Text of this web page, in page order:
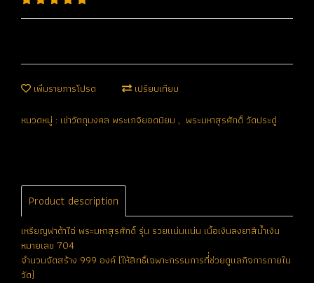
เพิ่มรายการโปรด เปรียบเทียบ
หมวดหมู่ : เช่าวัตถุมงคล พระเกจิยอดนิยม , พระมหาสุรศักดิ์ วัดประดู่
Product description
เหรียญฟาต้าไฉ่ พระมหาสุรศักดิ์ รุ่น รวยแน่นแน่น เนื้อเงินลงยาสีน้ำเงิน
หมายเลข 704
จำนวนจัดสร้าง 999 องค์ (ให้สิทธิ์เฉพาะกรรมการที่่ช่วยดูแลกิจการภายใน
วัด)